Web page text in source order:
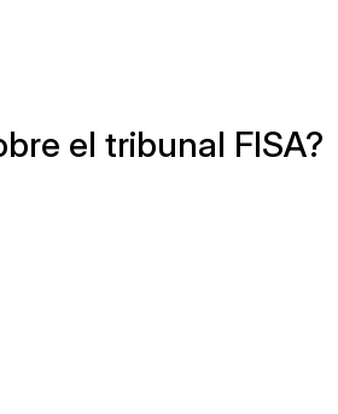
el tribunal FISA?